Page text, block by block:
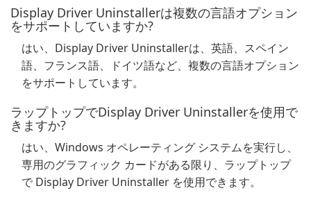
Display Driver Uninstallerは複数の言語オプション
をサポートしていますか?
はい、Display Driver Uninstallerは、英語、スペイン
語、フランス語、ドイツ語など、複数の言語オプション
をサポートしています。
ラップトップでDisplay Driver Uninstallerを使用で
きますか?
はい、Windows オペレーティング システムを実行し、
専用のグラフィック カードがある限り、ラップトップ
で Display Driver Uninstaller を使用できます。